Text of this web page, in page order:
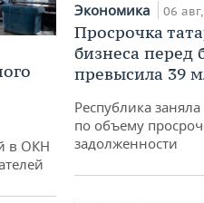
в ОКН
Экономика 06
Просрочка
бизнеса перед
превысила 39
Республика
по объему
задолженности